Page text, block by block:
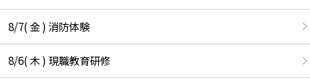
8/7( 金 ) 消防体験
8/6( 木 ) 現職教育研修